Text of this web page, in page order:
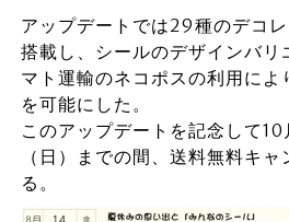
アップデートでは29種のデコ
搭載し、シールのデザインバリ
マト運輸のネコポスの利用に
を可能にした。
このアップデートを記念して
（日）までの間、送料無料キ
る。